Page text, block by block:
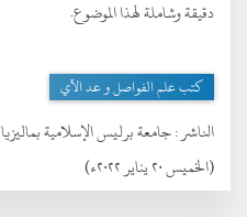
(الخميس ٢٠ يناير ٢٠٢٢ء)
الناشر :جامعة برليس الإسلامية بماليزيا
دقيقة وشاملة لهذا الموضوع.
كتب علم الفواصل و عد الآي